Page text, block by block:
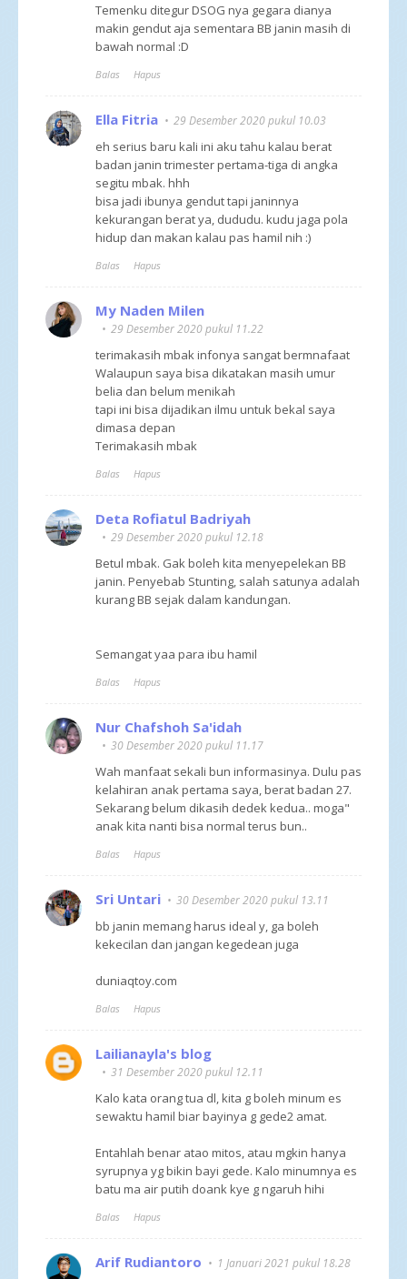
Temenku ditegur DSOG nya gegara dianya
makin gendut aja sementara BB janin masih di
bawah normal :D
Balas Hapus
Ella Fitria 29 Desember 2020 pukul 10.03
eh serius baru kali ini aku tahu kalau berat
badan janin trimester pertama-tiga di angka
segitu mbak. hhh
bisa jadi ibunya gendut tapi janinnya
kekurangan berat ya, dududu. kudu jaga pola
hidup dan makan kalau pas hamil nih :)
Balas Hapus
My Naden Milen
29 Desember 2020 pukul 11.22
terimakasih mbak infonya sangat bermnafaat
Walaupun saya bisa dikatakan masih umur
belia dan belum menikah
tapi ini bisa dijadikan ilmu untuk bekal saya
dimasa depan
Terimakasih mbak
Balas Hapus
Deta Rofiatul Badriyah
29 Desember 2020 pukul 12.18
Betul mbak. Gak boleh kita menyepelekan BB
janin. Penyebab Stunting, salah satunya adalah
kurang BB sejak dalam kandungan.
Semangat yaa para ibu hamil
Balas Hapus
Nur Chafshoh Sa'idah
30 Desember 2020 pukul 11.17
Wah manfaat sekali bun informasinya. Dulu pas
kelahiran anak pertama saya, berat badan 27.
Sekarang belum dikasih dedek kedua.. moga"
anak kita nanti bisa normal terus bun..
Balas Hapus
Sri Untari 30 Desember 2020 pukul 13.11
bb janin memang harus ideal y, ga boleh
kekecilan dan jangan kegedean juga
duniaqtoy.com
Balas Hapus
Lailianayla's blog
31 Desember 2020 pukul 12.11
Kalo kata orang tua dl, kita g boleh minum es
sewaktu hamil biar bayinya g gede2 amat.
Entahlah benar atao mitos, atau mgkin hanya
syrupnya yg bikin bayi gede. Kalo minumnya es
batu ma air putih doank kye g ngaruh hihi
Balas Hapus
Arif Rudiantoro 1 Januari 2021 pukul 18.28